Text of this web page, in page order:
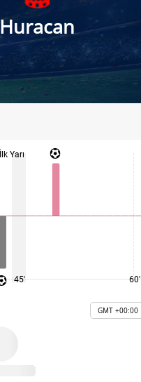
Huracan
İlk Yarı
45' 60'
GMT +00:00